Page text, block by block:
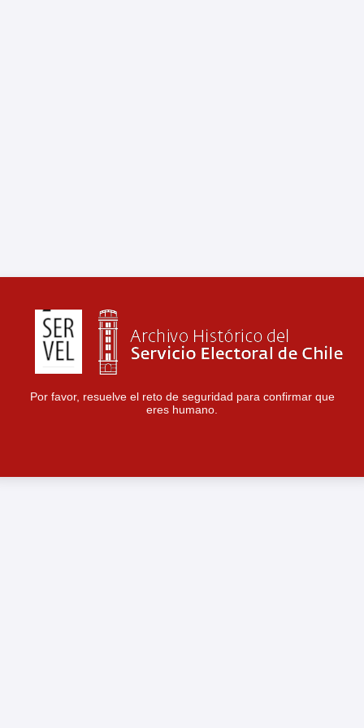
Por favor, resuelve el reto de seguridad para confirmar que
eres humano.